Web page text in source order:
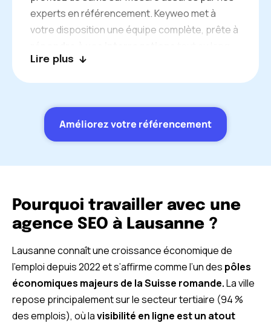
experts en référencement. Keyweo met à
votre disposition une équipe complète, prête à
de notre collaboration. Pour le moindre doute,
pourbooster votre activité et votre
visibilité à Lausanne.
Lire plus
Améliorez votre référencement
Pourquoi travailler avec une
agence SEO à Lausanne ?
Lausanne connaît une croissance économique de
l’emploi depuis 2022 et s’affirme comme l’un des pôles
économiques majeurs de la Suisse romande.La ville
repose principalement sur le secteur tertiaire (94 %
des emplois), où lavisibilité en ligne est un atout